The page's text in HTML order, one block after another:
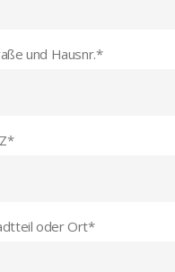
und Hausnr.*
*
oder Ort*